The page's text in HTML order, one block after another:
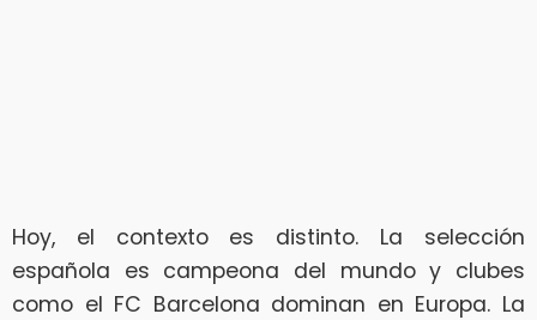
Hoy, el contexto es distinto. La selección
española es campeona del mundo y clubes
como el FC Barcelona dominan en Europa. La